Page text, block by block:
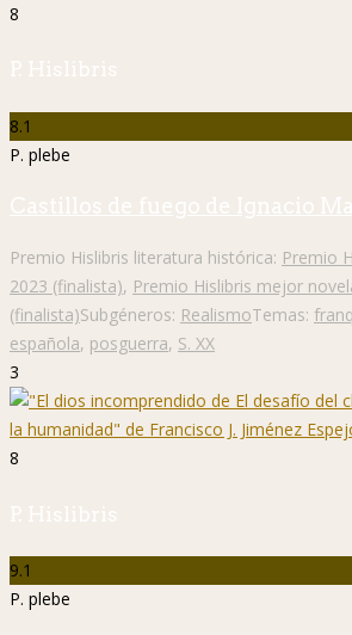
8
P. Hislibris
8.1
P. plebe
Castillos de fuego de Ignacio
Premio Hislibris literatura histórica: Premio
2023 (finalista), Premio Hislibris mejor
(finalista)Subgéneros: RealismoTemas:
española, posguerra, S. XX
3
8
P. Hislibris
9.1
P. plebe